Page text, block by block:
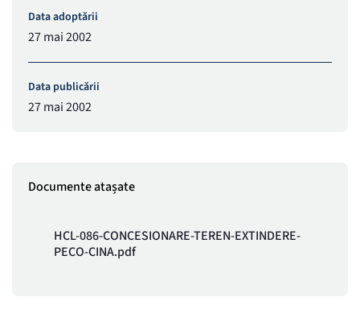
Data adoptării
27 mai 2002
Data publicării
27 mai 2002
Documente atașate
HCL-086-CONCESIONARE-TEREN-EXTINDERE-
PECO-CINA.pdf